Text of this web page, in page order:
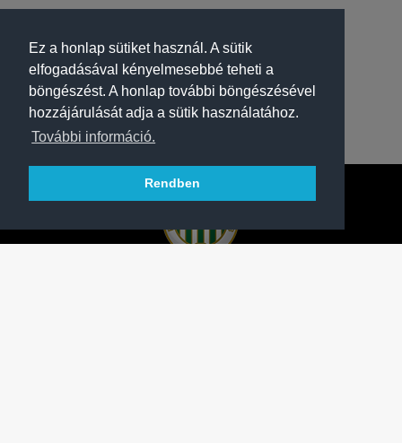
Ez a honlap sütiket használ. A sütik
elfogadásával kényelmesebbé teheti a
böngészést. A honlap további böngészésével
hozzájárulását adja a sütik használatához.
További információ.
Rendben